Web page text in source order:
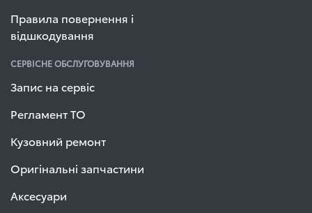
Правила повернення і
відшкодування
СЕРВІСНЕ ОБСЛУГОВУВАННЯ
Запис на сервіс
Регламент ТО
Кузовний ремонт
Оригінальні запчастини
Аксесуари